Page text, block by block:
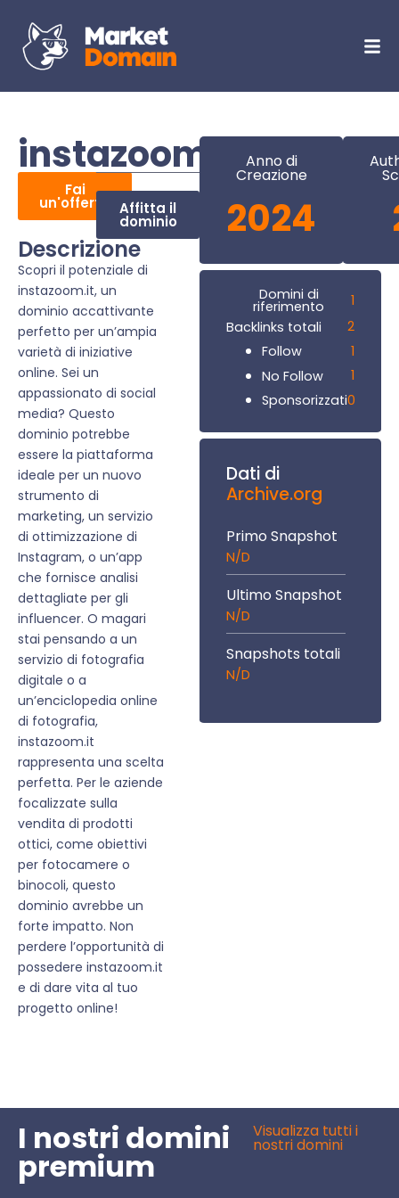
instazoom.it
Fai
un'offerta Affitta il
dominio
Descrizione
Scopri il potenziale di
instazoom.it, un
dominio accattivante
perfetto per un’ampia
varietà di iniziative
online. Sei un
appassionato di social
media? Questo
dominio potrebbe
essere la piattaforma
ideale per un nuovo
strumento di
marketing, un servizio
di ottimizzazione di
Instagram, o un’app
che fornisce analisi
dettagliate per gli
influencer. O magari
stai pensando a un
servizio di fotografia
digitale o a
un’enciclopedia online
di fotografia,
instazoom.it
rappresenta una scelta
perfetta. Per le aziende
focalizzate sulla
vendita di prodotti
ottici, come obiettivi
per fotocamere o
binocoli, questo
dominio avrebbe un
forte impatto. Non
perdere l’opportunità di
possedere instazoom.it
e di dare vita al tuo
progetto online!
Anno di
Creazione
2024
Domini di
riferimento
1
Backlinks totali
2
Follow
1
No Follow
1
Sponsorizzati0
Dati di
Archive.org
Primo Snapshot
N/D
Ultimo Snapshot
N/D
Snapshots totali
N/D
I nostri domini
premium
Visualizza tutti i
nostri domini